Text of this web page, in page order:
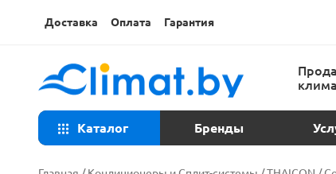
Доставка Оплата Гарантия
Каталог Бренды